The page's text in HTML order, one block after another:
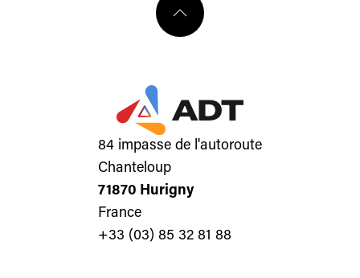
84 impasse de l'autoroute
Chanteloup
71870 Hurigny
France
+33 (03) 85 32 81 88